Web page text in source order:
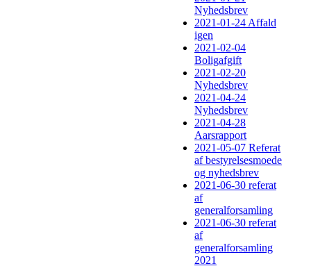
Nyhedsbrev
2021-01-24 Affald
igen
2021-02-04
Boligafgift
2021-02-20
Nyhedsbrev
2021-04-24
Nyhedsbrev
2021-04-28
Aarsrapport
2021-05-07 Referat
af bestyrelsesmoede
og nyhedsbrev
2021-06-30 referat
af
generalforsamling
2021-06-30 referat
af
generalforsamling
2021